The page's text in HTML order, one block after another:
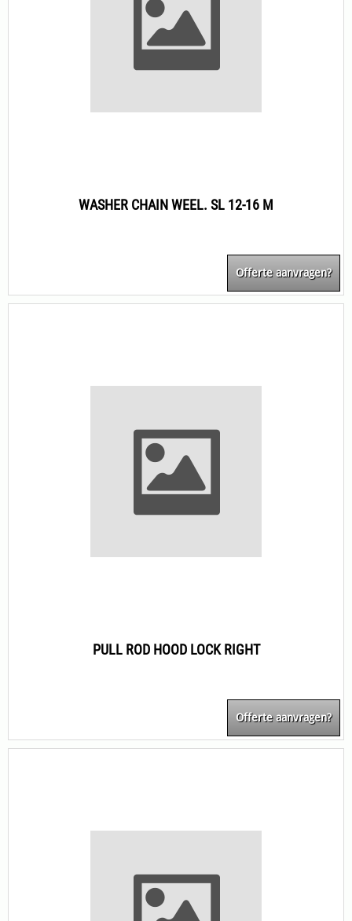
WASHER CHAIN WEEL. SL 12-16 M
Offerte aanvragen?
PULL ROD HOOD LOCK RIGHT
Offerte aanvragen?